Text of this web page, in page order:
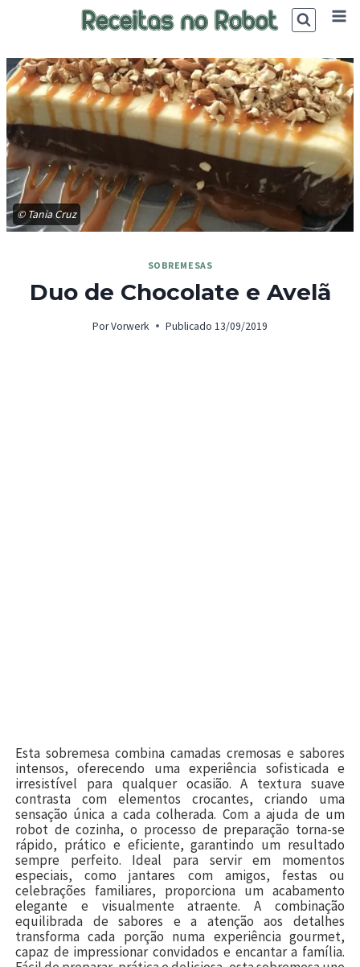
© Tania Cruz
SOBREMESAS
Duo de Chocolate e Avelã
PorVorwerk Publicado 13/09/2019
Esta sobremesa combina camadas cremosas e sabores
intensos, oferecendo uma experiência sofisticada e
irresistível para qualquer ocasião. A textura suave
contrasta com elementos crocantes, criando uma
sensação única a cada colherada. Com a ajuda de um
robot de cozinha, o processo de preparação torna-se
rápido, prático e eficiente, garantindo um resultado
sempre perfeito. Ideal para servir em momentos
especiais, como jantares com amigos, festas ou
celebrações familiares, proporciona um acabamento
elegante e visualmente atraente. A combinação
equilibrada de sabores e a atenção aos detalhes
transforma cada porção numa experiência gourmet,
capaz de impressionar convidados e encantar a família.